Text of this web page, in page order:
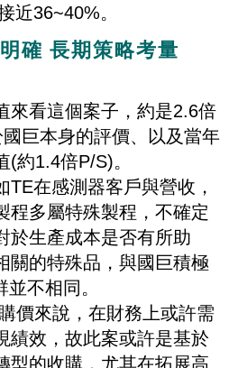
近36~40%。
確 長期策略考量
來看這個案子，約是2.6倍
巨本身的評價、以及當年
約1.4倍P/S)。
TE在感測器客戶與營收，
程多屬特殊製程，不確定
於生產成本是否有所助
關的特殊品，與國巨積極
不相同。
價來說，在財務上或許需
績效，故此案或許是基於
型的收購，尤其在拓展高